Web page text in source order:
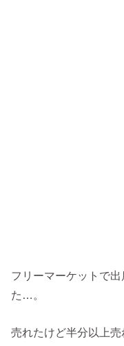
フリーマーケットで
た…。
売れたけど半分以上売